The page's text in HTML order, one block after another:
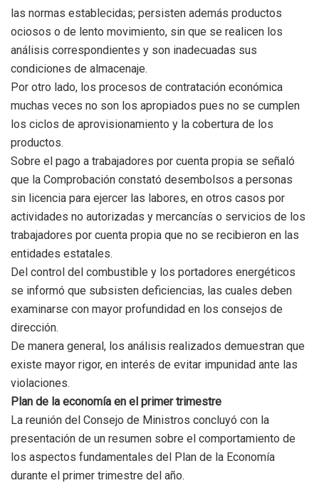
las normas establecidas; persisten además productos
ociosos o de lento movimiento, sin que se realicen los
análisis correspondientes y son inadecuadas sus
condiciones de almacenaje.
Por otro lado, los procesos de contratación económica
muchas veces no son los apropiados pues no se cumplen
los ciclos de aprovisionamiento y la cobertura de los
productos.
Sobre el pago a trabajadores por cuenta propia se señaló
que la Comprobación constató desembolsos a personas
sin licencia para ejercer las labores, en otros casos por
actividades no autorizadas y mercancías o servicios de los
trabajadores por cuenta propia que no se recibieron en las
entidades estatales.
Del control del combustible y los portadores energéticos
se informó que subsisten deficiencias, las cuales deben
examinarse con mayor profundidad en los consejos de
dirección.
De manera general, los análisis realizados demuestran que
existe mayor rigor, en interés de evitar impunidad ante las
violaciones.
Plan de la economía en el primer trimestre
La reunión del Consejo de Ministros concluyó con la
presentación de un resumen sobre el comportamiento de
los aspectos fundamentales del Plan de la Economía
durante el primer trimestre del año.